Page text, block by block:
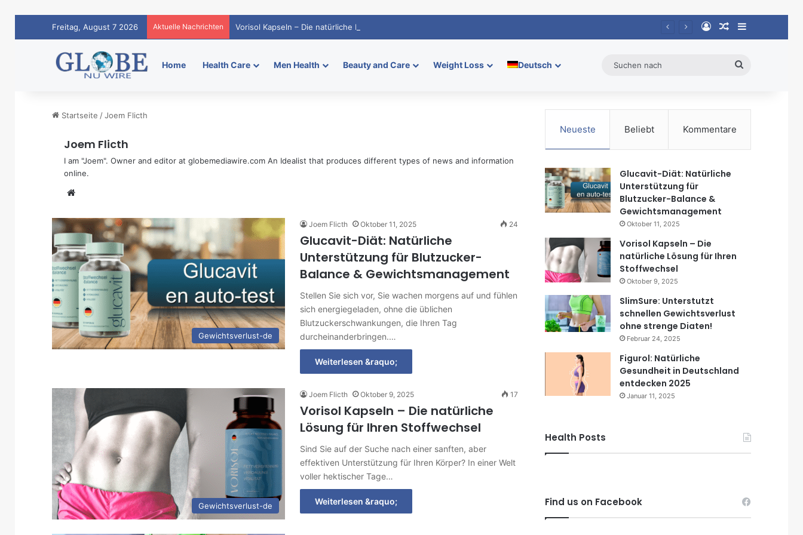
Freitag, August 7 2026 Aktuelle Nachrichten Vorisol Kapseln – Die natürliche Lösung für Ihren Stoffwechsel Anmelden
Zufälliger Artikel
Sidebar
Home Health Care Men Health Beauty and Care Weight Loss Deutsch
Startseite /Joem Flicth
Joem Flicth
I am "Joem". Owner and editor at globemediawire.com An Idealist that produces different types of news and information
online.
Gewichtsverlust-de
Joem Flicth Oktober 11, 2025 24
Glucavit-Diät: Natürliche
Unterstützung für Blutzucker-
Balance & Gewichtsmanagement
Stellen Sie sich vor, Sie wachen morgens auf und fühlen
sich energiegeladen, ohne die üblichen
Blutzuckerschwankungen, die Ihren Tag
durcheinanderbringen.…
Weiterlesen &raquo;
Gewichtsverlust-de
Joem Flicth Oktober 9, 2025 17
Vorisol Kapseln – Die natürliche
Lösung für Ihren Stoffwechsel
Sind Sie auf der Suche nach einer sanften, aber
effektiven Unterstützung für Ihren Körper? In einer Welt
voller hektischer Tage…
Weiterlesen &raquo;
Neueste Beliebt Kommentare
Glucavit-Diät: Natürliche
Unterstützung für
Blutzucker-Balance &
Gewichtsmanagement
Oktober 11, 2025
Vorisol Kapseln – Die
natürliche Lösung für Ihren
Stoffwechsel
Oktober 9, 2025
SlimSure: Unterstutzt
schnellen Gewichtsverlust
ohne strenge Diaten!
Februar 24, 2025
Figurol: Natürliche
Gesundheit in Deutschland
entdecken 2025
Januar 11, 2025
Health Posts
Find us on Facebook